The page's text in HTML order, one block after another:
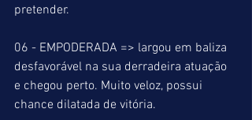
pretender.
06 - EMPODERADA => largou em baliza
desfavorável na sua derradeira atuação
e chegou perto. Muito veloz, possui
chance dilatada de vitória.